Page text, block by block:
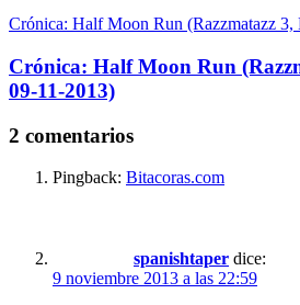
Crónica: Half Moon Run (Razzmatazz 3,
Crónica: Half Moon Run
09-11-2013)
2 comentarios
Pingback: Bitacoras.com
spanishtaper dice:
9 noviembre 2013 a las 22:59